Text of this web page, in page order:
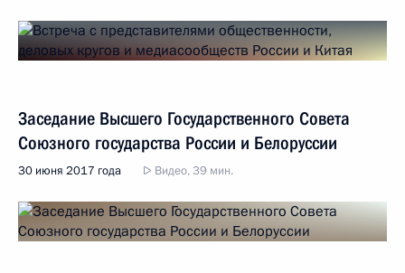
Заседание Высшего Государственного Совета
Союзного государства России и Белоруссии
30 июня 2017 года Видео, 39 мин.